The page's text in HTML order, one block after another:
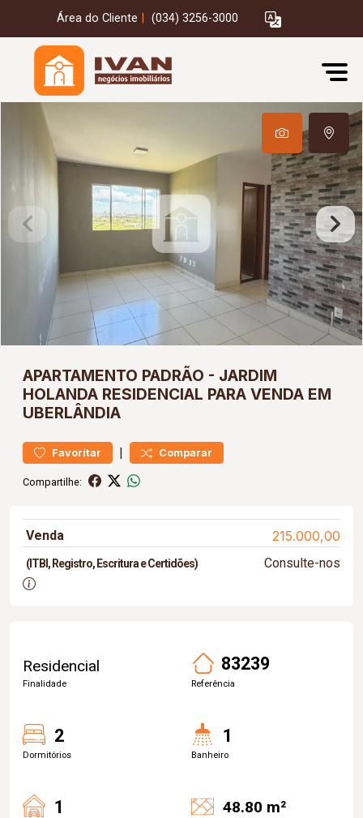
Área do Cliente (034) 3256-3000
APARTAMENTO PADRÃO - JARDIM
HOLANDA RESIDENCIAL PARA VENDA EM
UBERLÂNDIA
Favoritar | Comparar
Compartilhe:
Venda 215.000,00
(ITBI, Registro, Escritura e Certidões) Consulte-nos
Residencial
Finalidade
83239
Referência
2
Dormitórios
1
Banheiro
1 48.80 m²